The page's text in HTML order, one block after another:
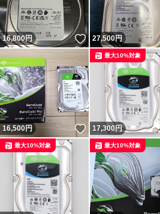
16,800円 いいね！
27,500円
16,500円 いいね！
17,300円
最大10%対象
最大10%対象 最大10%対象